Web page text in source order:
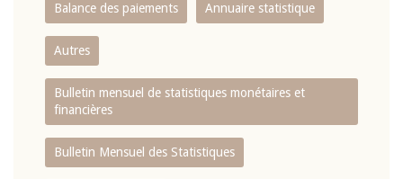
Balance des paiements Annuaire statistique
Autres
Bulletin mensuel de statistiques monétaires et
financières
Bulletin Mensuel des Statistiques